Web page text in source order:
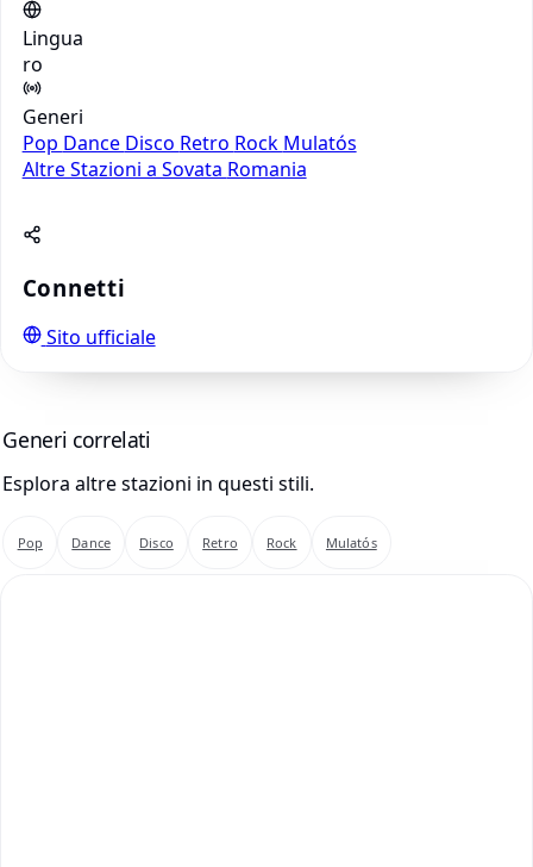
Lingua
ro
Generi
Pop Dance Disco Retro Rock Mulatós
Altre Stazioni a Sovata Romania
Connetti
Sito ufficiale
Generi correlati
Esplora altre stazioni in questi stili.
Pop Dance Disco Retro Rock Mulatós